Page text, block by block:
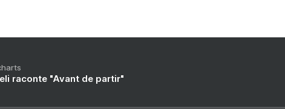
raconte "Avant de partir"